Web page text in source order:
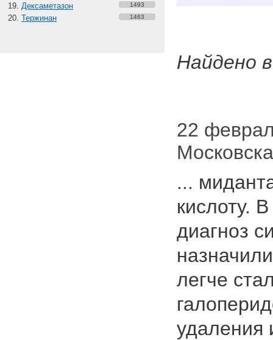
Дексаметазон 1493
Тержинан 1463
Найдено
22
...
кислоту.
диагноз
легче
удаления